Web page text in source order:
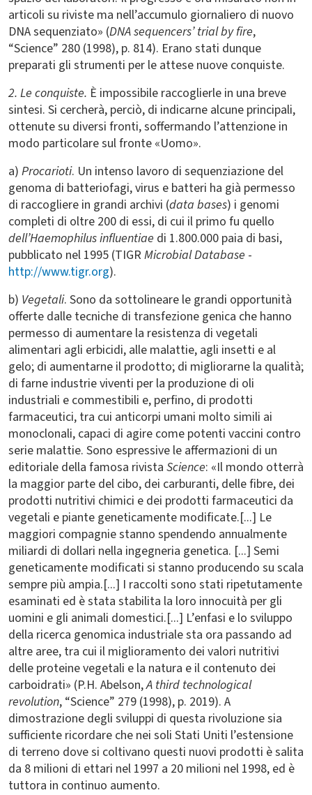
articoli su riviste ma nell’accumulo giornaliero di nuovo
DNA sequenziato» (DNA sequencers’ trial by fire,
“Science” 280 (1998), p. 814). Erano stati dunque
preparati gli strumenti per le attese nuove conquiste.
2. Le conquiste. È impossibile raccoglierle in una breve
sintesi. Si cercherà, perciò, di indicarne alcune principali,
ottenute su diversi fronti, soffermando l’attenzione in
modo particolare sul fronte «Uomo».
a) Procarioti. Un intenso lavoro di sequenziazione del
genoma di batteriofagi, virus e batteri ha già permesso
di raccogliere in grandi archivi (data bases) i genomi
completi di oltre 200 di essi, di cui il primo fu quello
dell’Haemophilus influentiae di 1.800.000 paia di basi,
pubblicato nel 1995 (TIGR Microbial Database -
http://www.tigr.org).
b) Vegetali. Sono da sottolineare le grandi opportunità
offerte dalle tecniche di transfezione genica che hanno
permesso di aumentare la resistenza di vegetali
alimentari agli erbicidi, alle malattie, agli insetti e al
gelo; di aumentarne il prodotto; di migliorarne la qualità;
di farne industrie viventi per la produzione di oli
industriali e commestibili e, perfino, di prodotti
farmaceutici, tra cui anticorpi umani molto simili ai
monoclonali, capaci di agire come potenti vaccini contro
serie malattie. Sono espressive le affermazioni di un
editoriale della famosa rivista Science: «Il mondo otterrà
la maggior parte del cibo, dei carburanti, delle fibre, dei
prodotti nutritivi chimici e dei prodotti farmaceutici da
vegetali e piante geneticamente modificate.[...] Le
maggiori compagnie stanno spendendo annualmente
miliardi di dollari nella ingegneria genetica. [...] Semi
geneticamente modificati si stanno producendo su scala
sempre più ampia.[...] I raccolti sono stati ripetutamente
esaminati ed è stata stabilita la loro innocuità per gli
uomini e gli animali domestici.[...] L’enfasi e lo sviluppo
della ricerca genomica industriale sta ora passando ad
altre aree, tra cui il miglioramento dei valori nutritivi
delle proteine vegetali e la natura e il contenuto dei
carboidrati» (P.H. Abelson,A third technological
revolution, “Science” 279 (1998), p. 2019). A
dimostrazione degli sviluppi di questa rivoluzione sia
sufficiente ricordare che nei soli Stati Uniti l’estensione
di terreno dove si coltivano questi nuovi prodotti è salita
da 8 milioni di ettari nel 1997 a 20 milioni nel 1998, ed è
tuttora in continuo aumento.